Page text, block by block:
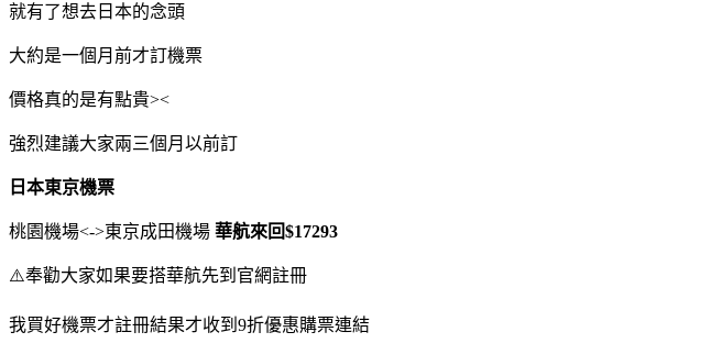
就有了想去日本的念頭
大約是一個月前才訂機票
價格真的是有點貴><
強烈建議大家兩三個月以前訂
日本東京機票
桃園機場<->東京成田機場 華航來回$17293
⚠️奉勸大家如果要搭華航先到官網註冊
我買好機票才註冊結果才收到9折優惠購票連結